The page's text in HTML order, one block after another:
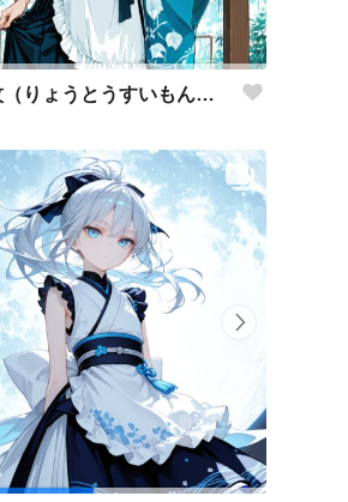
涼湯水紋（りょうとうすいもん）和メイド